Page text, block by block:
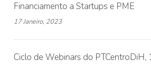
Financiamento a Startups e PME
17 Janeiro, 2023
Ciclo de Webinars do PTCentroDiH,